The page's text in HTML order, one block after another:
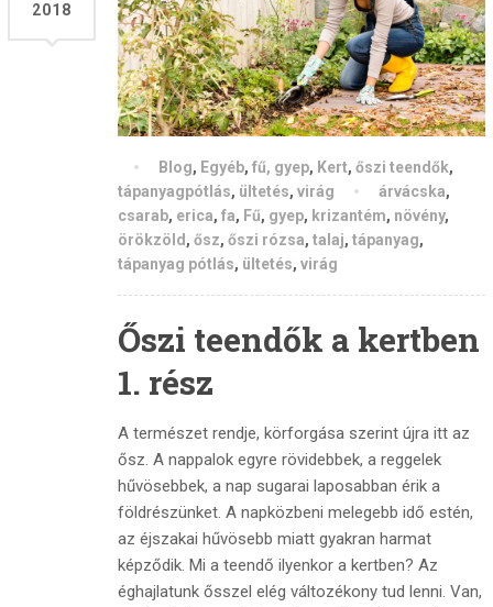
2018
Blog, Egyéb, fű, gyep, Kert, őszi teendők,
tápanyagpótlás, ültetés, virág árvácska,
csarab, erica, fa, Fű, gyep, krizantém, növény,
örökzöld , ősz, őszi rózsa, talaj, tápanyag,
tápanyag pótlás, ültetés, virág
Őszi teendők a kertben
1. rész
A természet rendje, körforgása szerint újra itt az
ősz. A nappalok egyre rövidebbek, a reggelek
hűvösebbek, a nap sugarai laposabban érik a
földrészünket. A napközbeni melegebb idő estén,
az éjszakai hűvösebb miatt gyakran harmat
képződik. Mi a teendő ilyenkor a kertben? Az
éghajlatunk ősszel elég változékony tud lenni. Van,